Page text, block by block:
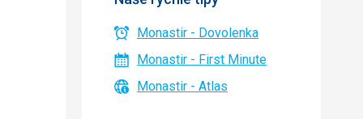
Monastir - Dovolenka
Monastir - First Minute
Monastir - Atlas